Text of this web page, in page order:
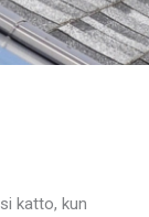
katto, kun